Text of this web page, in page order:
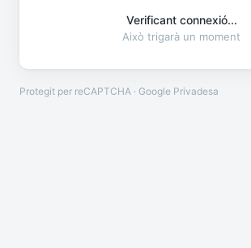
Verificant connexió...
Això trigarà un moment
Protegit per reCAPTCHA · Google Privadesa